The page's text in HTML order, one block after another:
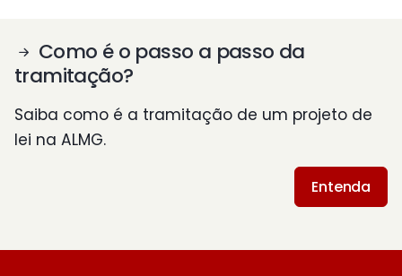
Como é o passo a passo da
tramitação?
Saiba como é a tramitação de um projeto de
lei na ALMG.
Entenda